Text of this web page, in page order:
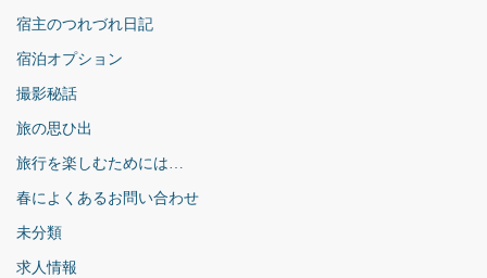
宿主のつれづれ日記
宿泊オプション
撮影秘話
旅の思ひ出
旅行を楽しむためには…
春によくあるお問い合わせ
未分類
求人情報